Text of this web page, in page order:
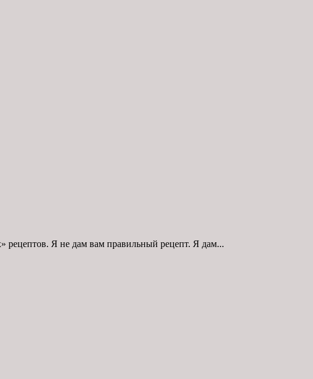
рецептов. Я не дам вам правильный рецепт. Я дам...